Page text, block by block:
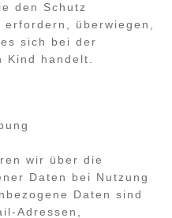
den Schutz
überwiegen,
sich bei der
Kind handelt.
wir über die
Daten bei Nutzung
Daten sind
Adressen,